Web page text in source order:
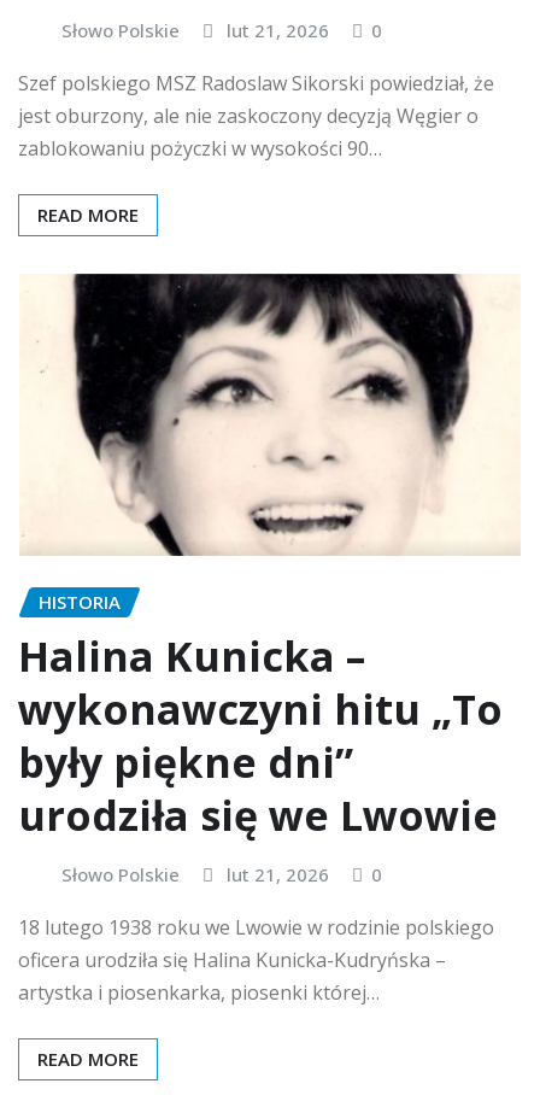
Słowo Polskie lut 21, 2026 0
Szef polskiego MSZ Radoslaw Sikorski powiedział, że
jest oburzony, ale nie zaskoczony decyzją Węgier o
zablokowaniu pożyczki w wysokości 90…
READ MORE
HISTORIA
Halina Kunicka –
wykonawczyni hitu „To
były piękne dni”
urodziła się we Lwowie
Słowo Polskie lut 21, 2026 0
18 lutego 1938 roku we Lwowie w rodzinie polskiego
oficera urodziła się Halina Kunicka-Kudryńska –
artystka i piosenkarka, piosenki której…
READ MORE